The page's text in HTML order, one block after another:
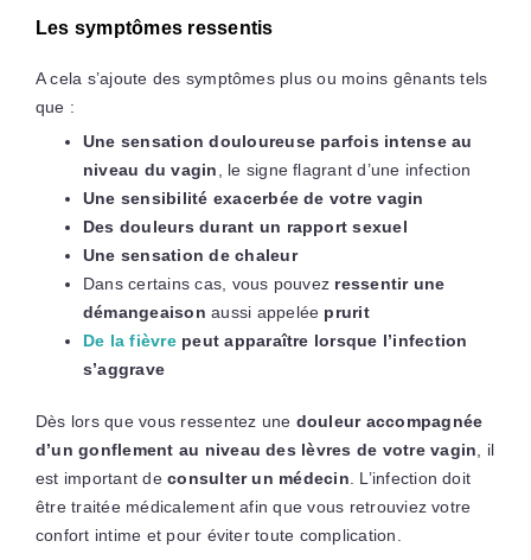
Les symptômes ressentis
A cela s’ajoute des symptômes plus ou moins gênants tels
que :
Une sensation douloureuse parfois intense au
niveau du vagin , le signe flagrant d’une infection
Une sensibilité exacerbée de votre vagin
Des douleurs durant un rapport sexuel
Une sensation de chaleur
Dans certains cas, vous pouvez ressentir une
démangeaison aussi appelée prurit
De la fièvrepeut apparaître lorsque l’infection
s’aggrave
Dès lors que vous ressentez une douleur accompagnée
d’un gonflement au niveau des lèvres de votre vagin , il
est important deconsulter un médecin . L’infection doit
être traitée médicalement afin que vous retrouviez votre
confort intime et pour éviter toute complication.